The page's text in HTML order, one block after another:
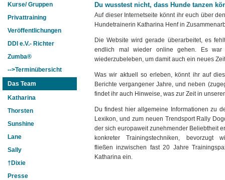
Kurse/ Gruppen
Privattraining
Veröffentlichungen
DDI e.V.- Richter
Zumba®
-->Terminübersicht
Das Team
Katharina
Thorsten
Sunshine
Lane
Sally
†Dixie
Presse
Du wusstest nicht, dass Hunde tanzen
Auf dieser Internetseite könnt ihr euch über
Hundetrainerin Katharina Henf in
Die Website wird gerade überarbeitet, es
endlich mal wieder online gehen. Es war
wiederzubeleben, um damit auch ein neues
Was wir aktuell so erleben, könnt ihr auf
Berichte vergangener Jahre, und neben
findet ihr auch Hinweise, was zur Zeit in
Du findest hier allgemeine Informationen zu
Lexikon, und zum neuen Trendsport Rally
der sich europaweit zunehmender Beliebtheit
konkreter Trainingstechniken,
fließen inzwischen fast 20 Jahre
Katharina ein.